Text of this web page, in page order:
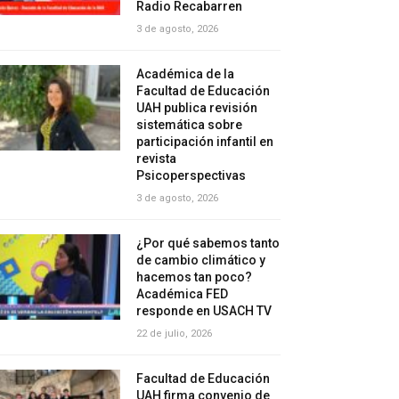
Radio Recabarren
3 de agosto, 2026
Académica de la
Facultad de Educación
UAH publica revisión
sistemática sobre
participación infantil en
revista
Psicoperspectivas
3 de agosto, 2026
¿Por qué sabemos tanto
de cambio climático y
hacemos tan poco?
Académica FED
responde en USACH TV
22 de julio, 2026
Facultad de Educación
UAH firma convenio de